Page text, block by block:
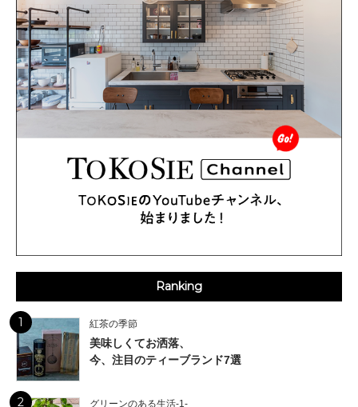
Ranking
1 紅茶の季節
美味しくてお洒落、
今、注目のティーブランド7選
2 グリーンのある生活-1-